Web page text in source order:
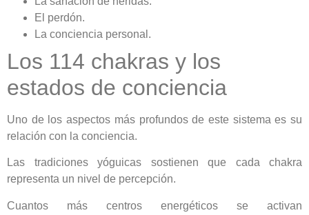
El perdón.
La conciencia personal.
Los 114 chakras y los
estados de conciencia
Uno de los aspectos más profundos de este sistema es su
relación con la conciencia.
Las tradiciones yóguicas sostienen que cada chakra
representa un nivel de percepción.
Cuantos más centros energéticos se activan